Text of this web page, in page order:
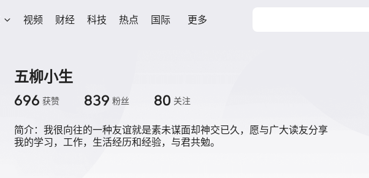
视频 财经 科技 热点 国际 更多
五柳小生
696 获赞 839 粉丝 80 关注
简介： 我很向往的一种友谊就是素未谋面却神交已久，愿与广大读友分享
我的学习，工作，生活经历和经验，与君共勉。